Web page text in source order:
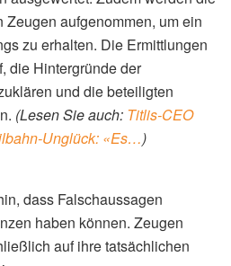
aufgenommen, um ein
zu erhalten. Die Ermittlungen
die Hintergründe der
und die beteiligten
(Lesen Sie auch: Titlis-CEO
Unglück: «Es…)
dass Falschaussagen
haben können. Zeugen
auf ihre tatsächlichen